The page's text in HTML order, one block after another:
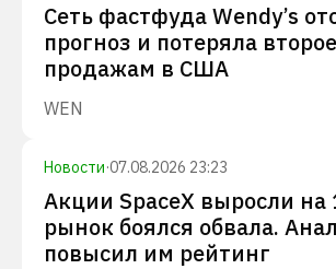
Сеть фастфуда Wendy’s
прогноз и потеряла
продажам в США
WEN
Новости·07.08.2026 23:23
Акции SpaceX выросли на
рынок боялся обвала.
повысил им рейтинг